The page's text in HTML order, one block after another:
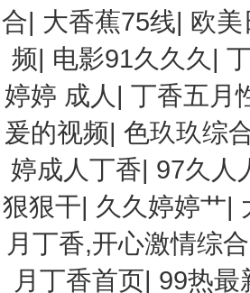
合| 大香蕉75线| 欧美
频| 电影91久久久 |
婷婷 成人 | 丁香五月
爰的视频|色玖玖综
婷成人丁香| 97久人
狠狠干| 久久婷婷艹|
月丁香,开心激情综
月丁香首页| 99热最